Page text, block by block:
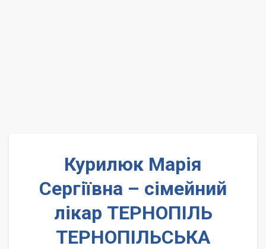
Курилюк Марія
Сергіївна – сімейний
лікар ТЕРНОПІЛЬ
ТЕРНОПІЛЬСЬКА